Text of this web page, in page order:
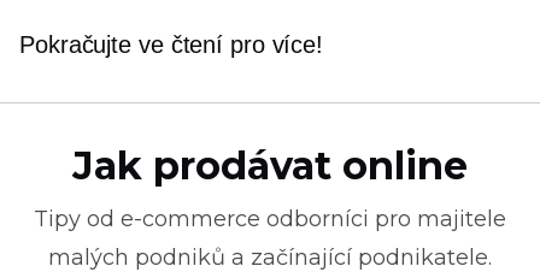
Pokračujte ve čtení pro více!
Jak prodávat online
Tipy od e-commerce odborníci pro majitele
malých podniků a začínající podnikatele.